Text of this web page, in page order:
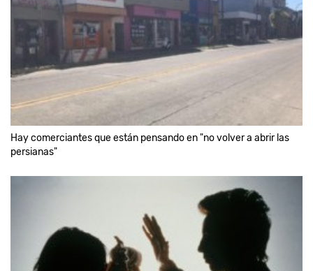
Hay comerciantes que están pensando en "no volver a abrir las
persianas"